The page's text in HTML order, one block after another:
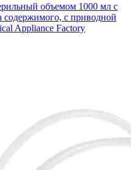
объемом 1000 мл с
с приводной
Appliance Factory